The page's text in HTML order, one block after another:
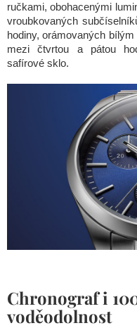
ručkami, obohacenými
vroubkovaných
hodiny, orámovaných
mezi čtvrtou a pátou
safírové sklo.
Chronograf i
voděodolnost